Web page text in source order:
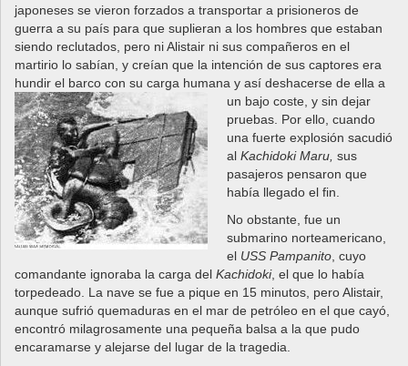
japoneses se vieron forzados a transportar a prisioneros de
guerra a su país para que suplieran a los hombres que estaban
siendo reclutados, pero ni Alistair ni sus compañeros en el
martirio lo sabían, y creían que la intención de sus captores era
hundir el barco con su carga humana y así deshacerse de ella a
un bajo coste, y sin dejar
pruebas. Por ello, cuando
una fuerte explosión sacudió
al Kachidoki Maru, sus
pasajeros pensaron que
había llegado el fin.
No obstante, fue un
submarino norteamericano,
el USS Pampanito , cuyo
comandante ignoraba la carga del Kachidoki, el que lo había
torpedeado. La nave se fue a pique en 15 minutos, pero Alistair,
aunque sufrió quemaduras en el mar de petróleo en el que cayó,
encontró milagrosamente una pequeña balsa a la que pudo
encaramarse y alejarse del lugar de la tragedia.